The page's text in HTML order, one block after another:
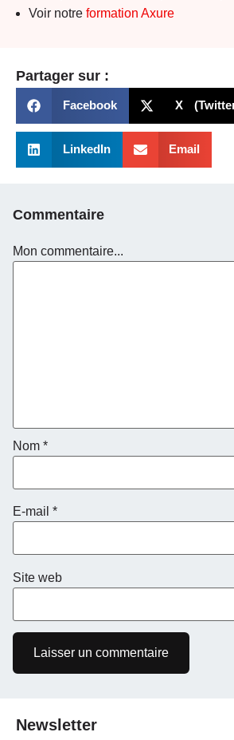
Voir notre formation Axure
Partager sur :
Facebook X
LinkedIn Email
Commentaire
Mon commentaire...
Nom *
E-mail *
Site web
Newsletter